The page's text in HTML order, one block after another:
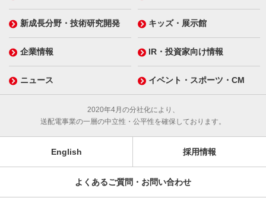
新成長分野・技術研究開発 キッズ・展示館
企業情報 IR・投資家向け情報
ニュース イベント・スポーツ・CM
2020年4月の分社化により、
送配電事業の一層の中立性・公平性を確保しております。
English 採用情報
よくあるご質問・お問い合わせ